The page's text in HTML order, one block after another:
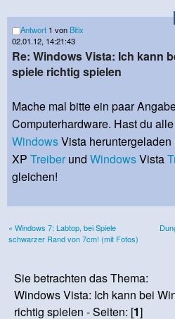
Antwort 1 von Bitix
02.01.12, 14:21:43
Re: Windows Vista: Ich kann
spiele richtig spielen
Mache mal bitte ein paar
Computerhardware. Hast du
WindowsVista
XP Treiber und WindowsVista
gleichen!
« Windows 7: Labtop, bei Spiele
schwarzer Rand von 7cm! (mit Fotos)
Sie betrachten das Thema:
Windows Vista: Ich kann bei
richtig spielen - Seiten: [1]